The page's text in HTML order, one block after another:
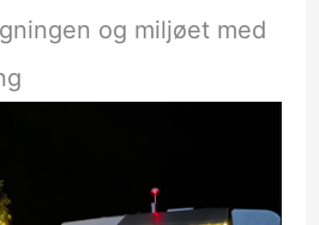
og miljøet med